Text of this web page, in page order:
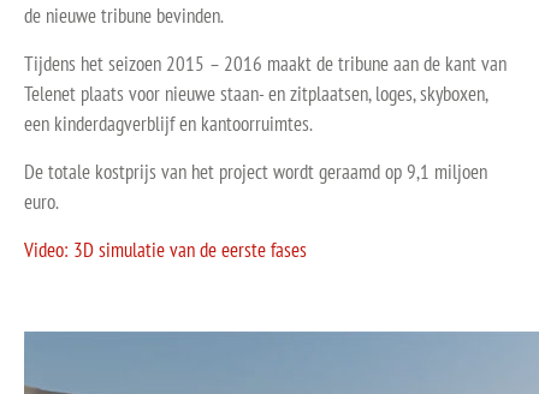
de nieuwe tribune bevinden.
Tijdens het seizoen 2015 – 2016 maakt de tribune aan de kant van
Telenet plaats voor nieuwe staan- en zitplaatsen, loges, skyboxen,
een kinderdagverblijf en kantoorruimtes.
De totale kostprijs van het project wordt geraamd op 9,1 miljoen
euro.
Video: 3D simulatie van de eerste fases